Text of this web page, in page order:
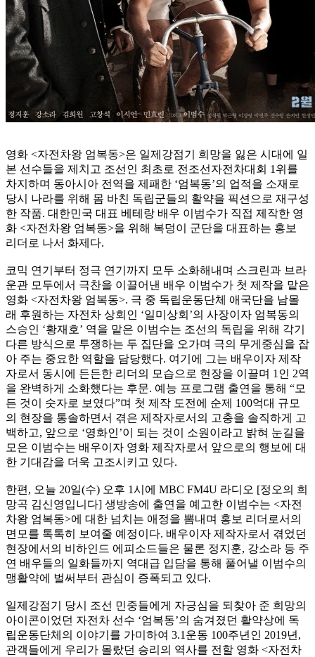
영화 <자전차왕 엄복동>은 일제강점기 희망을 잃은 시대에 일
본 선수들을 제치고 조선인 최초로 전조선자전차대회 1위를
차지하며 동아시아 전역을 제패한 ‘엄복동’의 업적을 소재로
당시 나라를 위해 몸 바친 독립군들의 활약을 픽션으로 재구성
한 작품. 대한민국 대표 베테랑 배우 이범수가 직접 제작한 영
화 <자전차왕 엄복동>을 위해 복덩이 군단을 대표하는 홍보
리더로 나서 화제다.
코믹 연기부터 정극 연기까지 모두 소화해내며 스크린과 브라
운관 모두에서 극찬을 이끌어낸 배우 이범수가 첫 제작을 맡은
영화 <자전차왕 엄복동>. 극 중 독립운동단체 애국단을 남몰
래 후원하는 자전차 상회인 ‘일미상회’의 사장이자 엄복동의
스승인 ‘황재호’ 역을 맡은 이범수는 조선의 독립을 위해 각기
다른 방식으로 투쟁하는 두 집단을 오가며 극의 무게중심을 잡
아 주는 중요한 역할을 담당했다. 여기에 그는 배우이자 제작
자로서 동시에 든든한 리더의 모습으로 현장을 이끌며 1인 2역
을 완벽하게 소화했다는 후문. 예능 프로그램 출연을 통해 “모
든 것이 숫자로 보였다”며 첫 제작 도전에 순제 100억대 규모
의 현장을 통솔하면서 겪은 제작자로서의 고충을 솔직하게 고
백하고, 앞으로 ‘영화인’이 되는 것이 소원이라고 밝혀 눈길을
모은 이범수는 배우이자 영화 제작자로서 앞으로의 행보에 대
한 기대감을 더욱 고조시키고 있다.
한편, 오늘 20일(수) 오후 1시에 MBC FM4U 라디오 [정오의 희
망곡 김신영입니다] 생방송에 출연을 예고한 이범수는 <자전
차왕 엄복동>에 대한 넘치는 애정을 뽐내며 홍보 리더로서의
면모를 톡톡히 보여줄 예정이다. 배우이자 제작자로서 겪었던
현장에서의 비하인드 에피소드들은 물론 정지훈, 강소라 등 주
연 배우들의 일화들까지 역대급 입담을 통해 풀어낼 이범수의
맹활약에 벌써부터 관심이 증폭되고 있다.
일제강점기 당시 조선 민중들에게 자긍심을 되찾아 준 희망의
아이콘이었던 자전차 선수 ‘엄복동’의 숨겨졌던 활약상에 독
립운동단체의 이야기를 가미하여 3.1운동 100주년인 2019년,
관객들에게 우리가 몰랐던 승리의 역사를 전할 영화 <자전차